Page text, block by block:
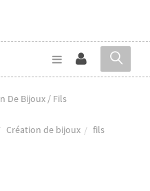
De Bijoux / Fils
Création de bijoux fils